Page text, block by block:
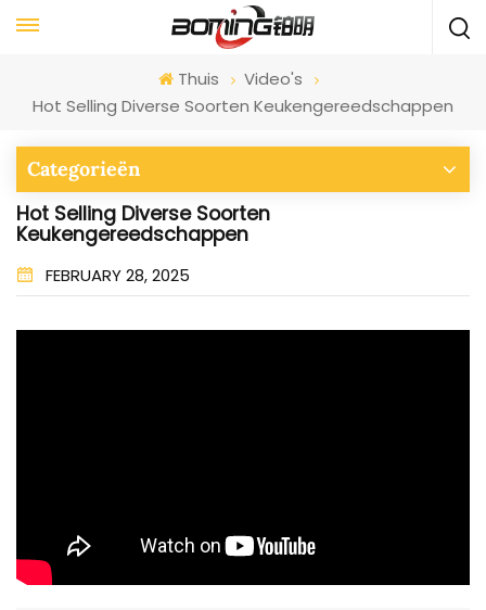
Thuis
Video's
Hot Selling Diverse Soorten Keukengereedschappen
Categorieën
Hot Selling Diverse Soorten
Keukengereedschappen
FEBRUARY 28, 2025